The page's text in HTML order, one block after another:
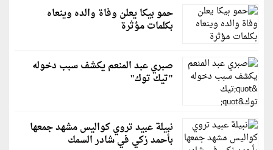
حمو بيكا يعلن وفاة والده وينعاه
بكلمات مؤثرة
صبري عبد المنعم يكشف سبب دخوله
"تيك توك"
نبيلة عبيد تروي كواليس مشهد جمعها
بأحمد زكي في شادر السمك